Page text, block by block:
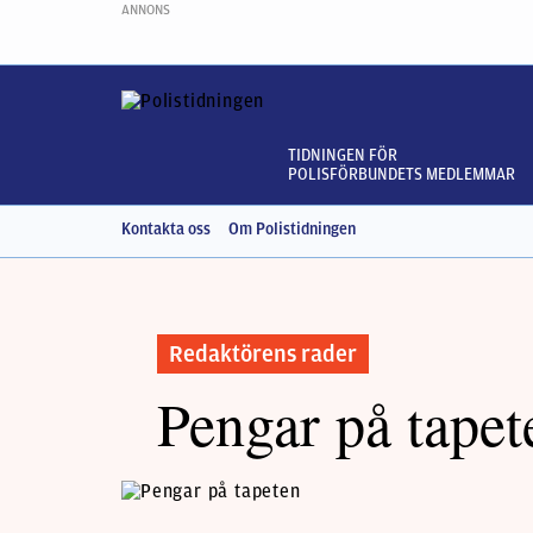
ANNONS
TIDNINGEN FÖR
POLISFÖRBUNDETS MEDLEMMAR
Kontakta oss Om Polistidningen
Redaktörens rader
Pengar på